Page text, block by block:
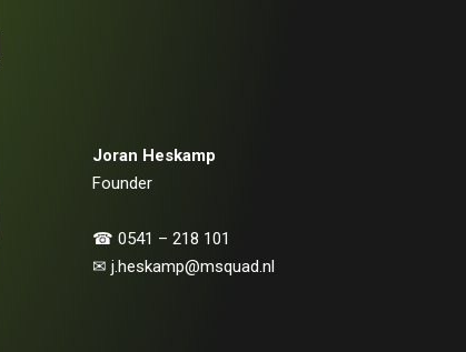
Joran Heskamp
Founder
☎︎ 0541 – 218 101
✉ j.heskamp@msquad.nl